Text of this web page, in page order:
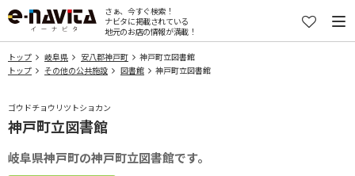
さぁ、今すぐ検索！
ナビタに掲載されている
地元のお店の情報が満載！
トップ 岐阜県 安八郡神戸町
神戸町立図書館
トップ
その他の公共施設 図書館 神戸町立図書館
ゴウドチョウリツトショカン
神戸町立図書館
岐阜県神戸町の神戸町立図書館です。